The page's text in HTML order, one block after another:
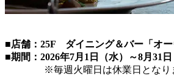
■店舗：25F ダイニング＆バー「オー
■期間：2026年7月1日（水）～8月31日
※毎週火曜日は休業日となり